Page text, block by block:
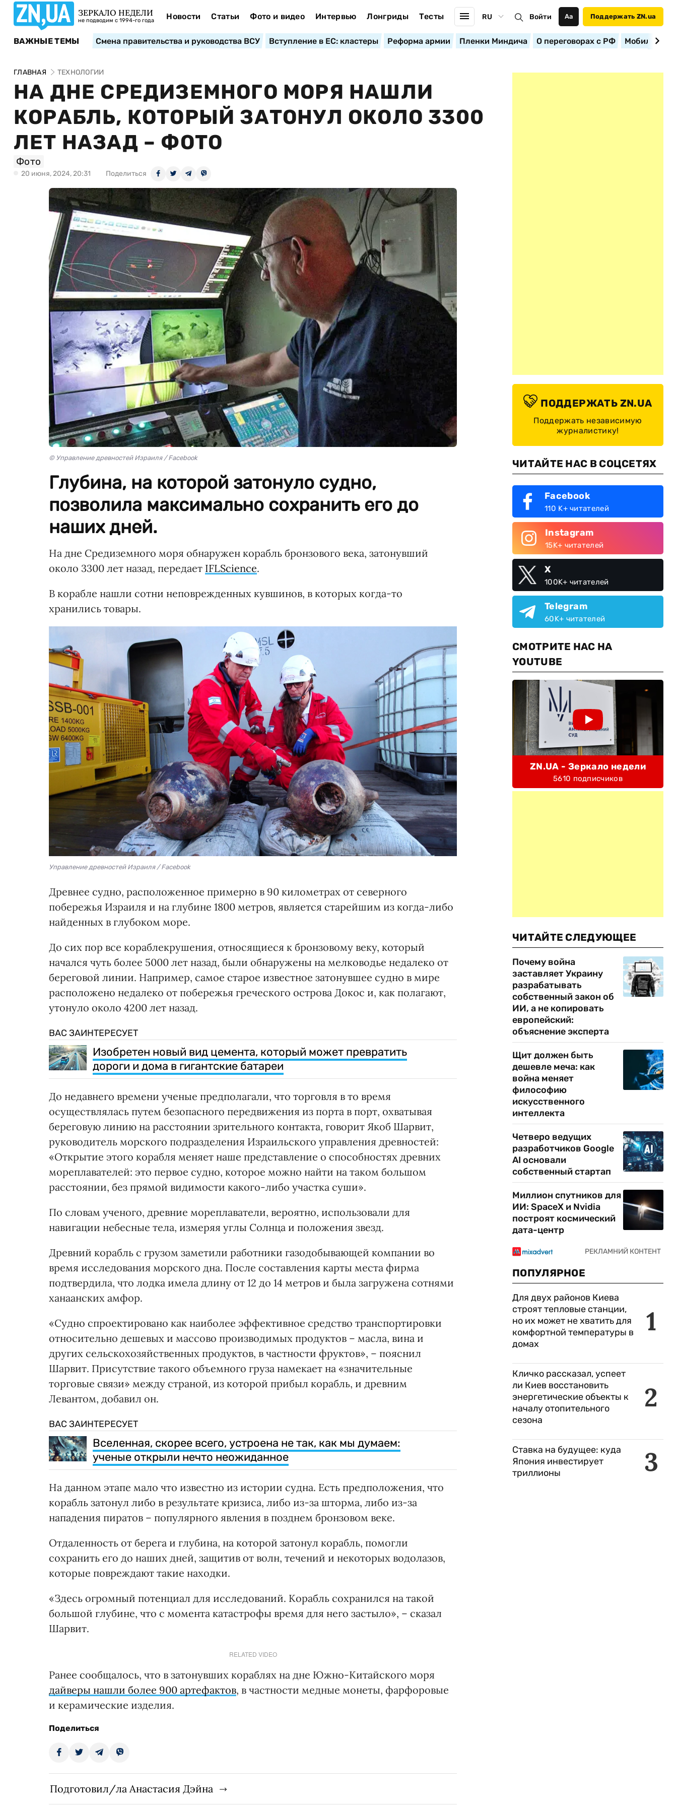
ЗЕРКАЛО НЕДЕЛИ
не подводим с 1994-го года Новости Статьи Фото и видео Интервью Лонгриды Тесты RU Войти Аа Поддержать ZN.ua
ВАЖНЫЕ ТЕМЫ Смена правительства и руководства ВСУ Вступление в ЕС: кластеры Реформа армии Пленки Миндича О переговорах с РФ
ГЛАВНАЯ ТЕХНОЛОГИИ
НА ДНЕ СРЕДИЗЕМНОГО МОРЯ НАШЛИ
КОРАБЛЬ, КОТОРЫЙ ЗАТОНУЛ ОКОЛО 3300
ЛЕТ НАЗАД – ФОТО
Фото
20 июня, 2024, 20:31 Поделиться
© Управление древностей Израиля / Facebook
Глубина, на которой затонуло судно,
позволила максимально сохранить его до
наших дней.
На дне Средиземного моря обнаружен корабль бронзового века, затонувший
около 3300 лет назад, передает IFLScience.
В корабле нашли сотни неповрежденных кувшинов, в которых когда-то
хранились товары.
Управление древностей Израиля / Facebook
Древнее судно, расположенное примерно в 90 километрах от северного
побережья Израиля и на глубине 1800 метров, является старейшим из когда-либо
найденных в глубоком море.
До сих пор все кораблекрушения, относящиеся к бронзовому веку, который
начался чуть более 5000 лет назад, были обнаружены на мелководье недалеко от
береговой линии. Например, самое старое известное затонувшее судно в мире
расположено недалеко от побережья греческого острова Докос и, как полагают,
утонуло около 4200 лет назад.
ВАС ЗАИНТЕРЕСУЕТ
Изобретен новый вид цемента, который может превратить
дороги и дома в гигантские батареи
До недавнего времени ученые предполагали, что торговля в то время
осуществлялась путем безопасного передвижения из порта в порт, охватывая
береговую линию на расстоянии зрительного контакта, говорит Якоб Шарвит,
руководитель морского подразделения Израильского управления древностей:
«Открытие этого корабля меняет наше представление о способностях древних
мореплавателей: это первое судно, которое можно найти на таком большом
расстоянии, без прямой видимости какого-либо участка суши».
По словам ученого, древние мореплаватели, вероятно, использовали для
навигации небесные тела, измеряя углы Солнца и положения звезд.
Древний корабль с грузом заметили работники газодобывающей компании во
время исследования морского дна. После составления карты места фирма
подтвердила, что лодка имела длину от 12 до 14 метров и была загружена сотнями
ханаанских амфор.
«Судно спроектировано как наиболее эффективное средство транспортировки
относительно дешевых и массово производимых продуктов – масла, вина и
других сельскохозяйственных продуктов, в частности фруктов», – пояснил
Шарвит. Присутствие такого объемного груза намекает на «значительные
торговые связи» между страной, из которой прибыл корабль, и древним
Левантом, добавил он.
ВАС ЗАИНТЕРЕСУЕТ
Вселенная, скорее всего, устроена не так, как мы думаем:
ученые открыли нечто неожиданное
На данном этапе мало что известно из истории судна. Есть предположения, что
корабль затонул либо в результате кризиса, либо из-за шторма, либо из-за
нападения пиратов – популярного явления в позднем бронзовом веке.
Отдаленность от берега и глубина, на которой затонул корабль, помогли
сохранить его до наших дней, защитив от волн, течений и некоторых водолазов,
которые повреждают такие находки.
«Здесь огромный потенциал для исследований. Корабль сохранился на такой
большой глубине, что с момента катастрофы время для него застыло», – сказал
Шарвит.
RELATED VIDEO
Ранее сообщалось, что в затонувших кораблях на дне Южно-Китайского моря
дайверы нашли более 900 артефактов, в частности медные монеты, фарфоровые
и керамические изделия.
Поделиться
Подготовил/ла Анастасия Дэйна
ПОДДЕРЖАТЬ ZN.UA
Поддержать независимую
журналистику!
ЧИТАЙТЕ НАС В СОЦСЕТЯХ
Facebook
110 K+ читателей
Instagram
15K+ читателей
X
100K+ читателей
Telegram
60K+ читателей
СМОТРИТЕ НАС НА
YOUTUBE
ZN.UA - Зеркало недели
5610 подписчиков
ЧИТАЙТЕ СЛЕДУЮЩЕЕ
Почему война
заставляет Украину
разрабатывать
собственный закон об
ИИ, а не копировать
европейский:
объяснение эксперта
Щит должен быть
дешевле меча: как
война меняет
философию
искусственного
интеллекта
Четверо ведущих
разработчиков Google
AI основали
собственный стартап
Миллион спутников для
ИИ: SpaceX и Nvidia
построят космический
дата-центр
ПОПУЛЯРНОЕ
1
Для двух районов Киева
строят тепловые станции,
но их может не хватить для
комфортной температуры в
домах
2
Кличко рассказал, успеет
ли Киев восстановить
энергетические объекты к
началу отопительного
сезона
3
Ставка на будущее: куда
Япония инвестирует
триллионы